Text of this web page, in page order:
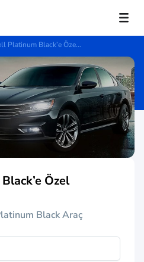
Platinum Black’e Öze...
Özel
Black Araç